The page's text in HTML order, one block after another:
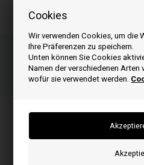
Cookies
Wir verwenden Cookies, um die
Ihre Präferenzen zu speichern.
Unten können Sie Cookies
Namen der verschiedenen Arten
wofür sie verwendet werden.
Bestellen Sie Ihre
Schnelle
13
ST.
06
MIN.